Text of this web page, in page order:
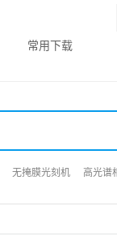
常用下载
无掩膜光刻机 高光谱
无掩膜光刻机 高光谱
无掩膜光刻机 高光谱